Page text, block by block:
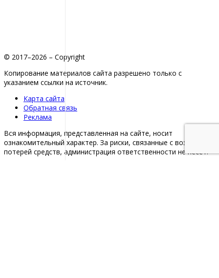
© 2017–2026 – Copyright
Копирование материалов сайта разрешено только с
указанием ссылки на источник.
Карта сайта
Обратная связь
Реклама
Вся информация, представленная на сайте, носит
ознакомительный характер. За риски, связанные с возможной
потерей средств, администрация ответственности не несет.